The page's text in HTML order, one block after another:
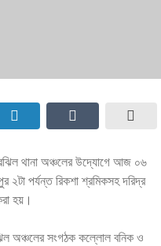
থানা অঞ্চলের উদ্যোগে আজ ০৬
২টা পর্যন্ত রিকশা শ্রমিকসহ দরিদ্র
হয়।
অঞ্চলের সংগঠক কল্লোল বনিক ও